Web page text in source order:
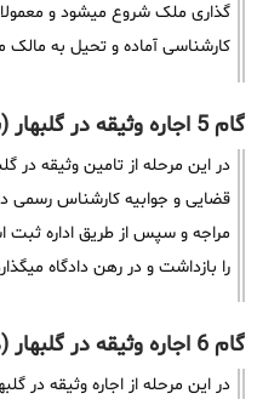
کارشناسی آماده و تحیل به
گام 5 اجاره وثیقه در گلبهار (بازداشت سند)
در این مرحله از تامین وثیقه در
قضایی و جوابیه کارشناس رسمی
مراجه و سپس از طریق اداره ثبت
را بازداشت و در رهن دادگاه
گام 6 اجاره وثیقه در گلبهار (دریافت نامه آزادی)
در این مرحله از اجاره وثیقه در